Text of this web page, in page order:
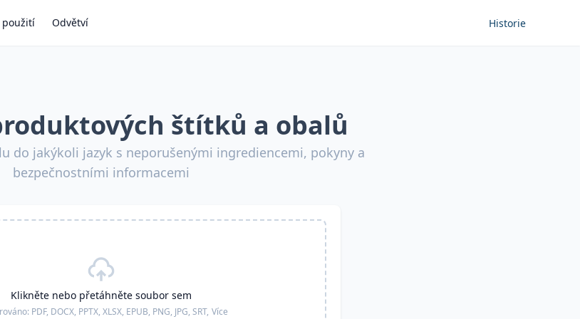
použití Odvětví Historie
štítků a obalů
do jakýkoli jazyk s neporušenými ingrediencemi, pokyny a
bezpečnostními informacemi
Klikněte nebo přetáhněte soubor sem
PDF, DOCX, PPTX, XLSX, EPUB, PNG, JPG, SRT, Více